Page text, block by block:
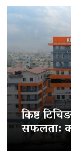
किष्ट
सफलता: